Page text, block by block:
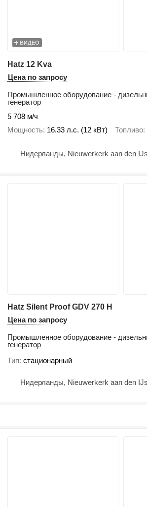
ВИДЕО
Hatz 12 Kva
Цена по запросу
Промышленное оборудование -
генератор
5 708 м/ч
Мощность 16.33 л.с. (12 кВт) Топливо
Нидерланды, Nieuwerkerk aan den
Hatz Silent Proof GDV 270 H
Цена по запросу
Промышленное оборудование -
генератор
Тип стационарный
Нидерланды, Nieuwerkerk aan den